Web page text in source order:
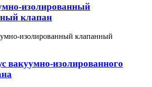
изолированный
клапан
вакуумно-изолированного